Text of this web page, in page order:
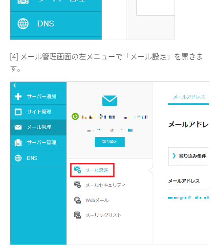
[4] メール管理画面の左メニューで「メール設定」を開きま
す。